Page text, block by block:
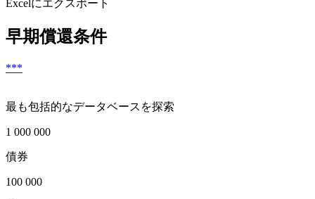
Excelにエクスポート
早期償還条件
***
最も包括的なデータベースを探索
1 000 000
債券
100 000